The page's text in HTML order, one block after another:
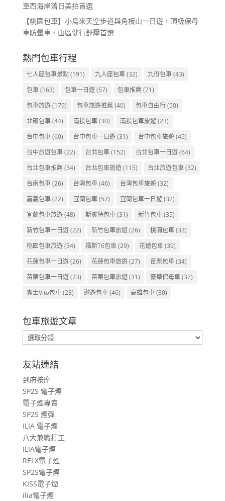
車西海岸落日美拍首選
【桃園包車】小烏來天空步道與角板山一日遊，頂級保母
車防暈車、山區健行舒壓首選
熱門包車行程
七人座包車景點(191) 九人座包車(32) 九份包車(43)
包車(163) 包車一日遊(57) 包車推薦(71)
包車旅遊(179) 包車旅遊推薦(40) 包車自由行(50)
北部包車(44) 南投包車(30) 南投包車旅遊(23)
台中包車(60) 台中包車一日遊(31) 台中包車旅遊(45)
台中旅遊包車(22) 台北包車(152) 台北包車一日遊(64)
台北包車推薦(34) 台北包車旅遊(115) 台北旅遊包車(32)
台南包車(26) 台灣包車(46) 台灣包車旅遊(32)
嘉義包車(22) 宜蘭包車(52) 宜蘭包車一日遊(32)
宜蘭包車旅遊(48) 斯賓特包車(31) 新竹包車(35)
新竹包車一日遊(22) 新竹包車旅遊(26) 桃園包車(33)
桃園包車旅遊(34) 福斯T6包車(29) 花蓮包車(39)
花蓮包車一日遊(26) 花蓮包車旅遊(27) 苗栗包車(34)
苗栗包車一日遊(23) 苗栗包車旅遊(31) 豪華保母車(37)
賓士Vito包車(28) 遨遊包車(46) 高雄包車(30)
包車旅遊文章
包
車
旅
遊
文
章
友站連結
到府按摩
SP2S 電子煙
電子煙專賣
SP2S 煙彈
ILIA 電子煙
八大兼職打工
ILIA電子煙
RELX電子煙
SP2S電子煙
KISS電子煙
ilia電子煙